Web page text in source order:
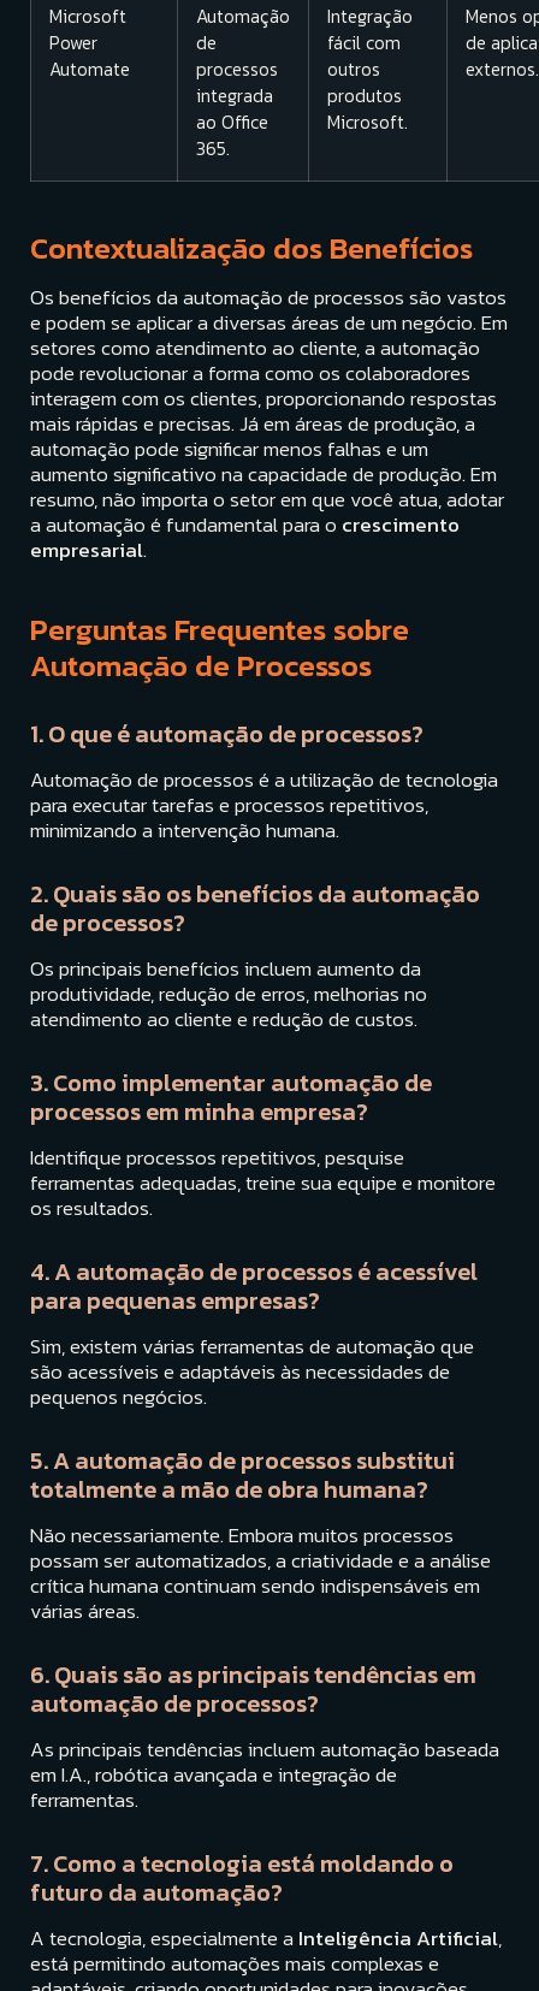
Microsoft
Power
Automate
Automação
de
processos
integrada
ao Office
365.
Integração
fácil com
outros
produtos
Microsoft.
Menos
de
externos.
Contextualização dos Benefícios
Os benefícios da automação de processos são vastos
e podem se aplicar a diversas áreas de um negócio. Em
setores como atendimento ao cliente, a automação
pode revolucionar a forma como os colaboradores
interagem com os clientes, proporcionando respostas
mais rápidas e precisas. Já em áreas de produção, a
automação pode significar menos falhas e um
aumento significativo na capacidade de produção. Em
resumo, não importa o setor em que você atua, adotar
a automação é fundamental para o crescimento
empresarial.
Perguntas Frequentes sobre
Automação de Processos
1. O que é automação de processos?
Automação de processos é a utilização de tecnologia
para executar tarefas e processos repetitivos,
minimizando a intervenção humana.
2. Quais são os benefícios da automação
de processos?
Os principais benefícios incluem aumento da
produtividade, redução de erros, melhorias no
atendimento ao cliente e redução de custos.
3. Como implementar automação de
processos em minha empresa?
Identifique processos repetitivos, pesquise
ferramentas adequadas, treine sua equipe e monitore
os resultados.
4. A automação de processos é acessível
para pequenas empresas?
Sim, existem várias ferramentas de automação que
são acessíveis e adaptáveis às necessidades de
pequenos negócios.
5. A automação de processos substitui
totalmente a mão de obra humana?
Não necessariamente. Embora muitos processos
possam ser automatizados, a criatividade e a análise
crítica humana continuam sendo indispensáveis em
várias áreas.
6. Quais são as principais tendências em
automação de processos?
As principais tendências incluem automação baseada
em I.A., robótica avançada e integração de
ferramentas.
7. Como a tecnologia está moldando o
futuro da automação?
A tecnologia, especialmente a Inteligência Artificial,
está permitindo automações mais complexas e